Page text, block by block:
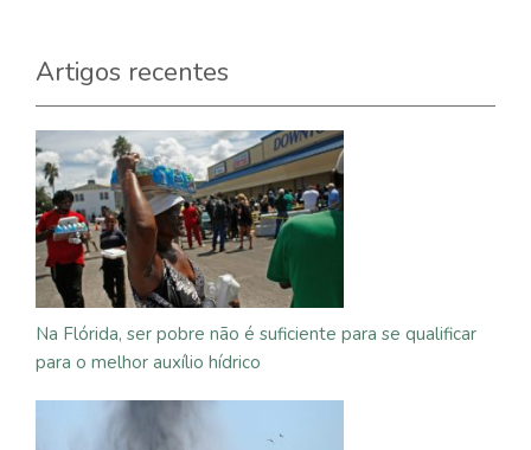
Artigos recentes
Na Flórida, ser pobre não é suficiente para se qualificar
para o melhor auxílio hídrico